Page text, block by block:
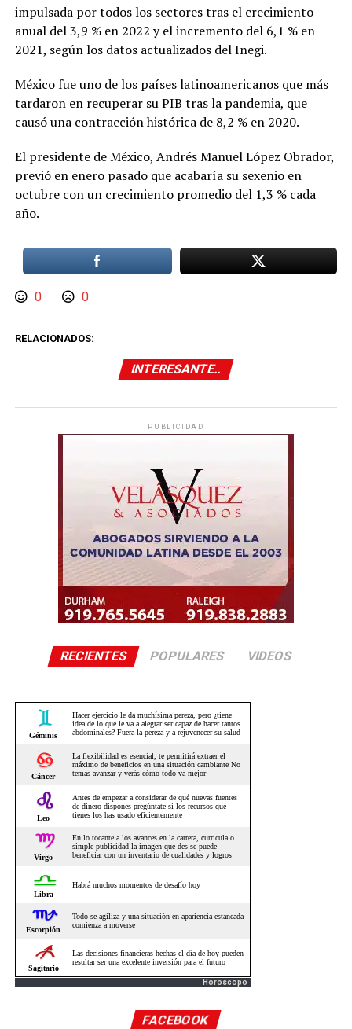
impulsada por todos los sectores tras el crecimiento
anual del 3,9 % en 2022 y el incremento del 6,1 % en
2021, según los datos actualizados del Inegi.
México fue uno de los países latinoamericanos que más
tardaron en recuperar su PIB tras la pandemia, que
causó una contracción histórica de 8,2 % en 2020.
El presidente de México, Andrés Manuel López Obrador,
previó en enero pasado que acabaría su sexenio en
octubre con un crecimiento promedio del 1,3 % cada
año.
0 0
RELACIONADOS:
INTERESANTE..
PUBLICIDAD
RECIENTES POPULARES VIDEOS
Horoscopo
FACEBOOK